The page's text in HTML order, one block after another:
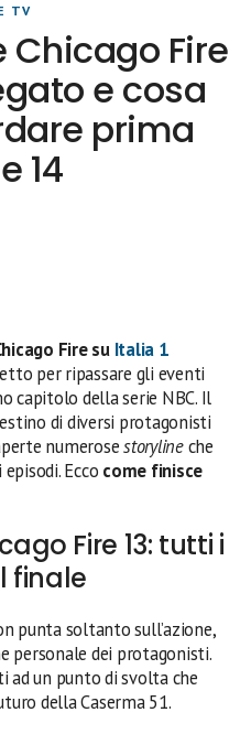
TV
Fire
e cosa
prima
14
Fire suItalia 1
per ripassare gli eventi
capitolo della serie NBC. Il
di diversi protagonisti
numerosestorylineche
Ecco come finisce
Fire 13: tutti i
finale
punta soltanto sull’azione,
personale dei protagonisti.
ad un punto di svolta che
della Caserma 51.